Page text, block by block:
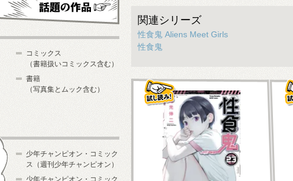
関連シリーズ
性食鬼 Aliens Meet Girls
性食鬼
コミックス
（書籍扱いコミックス含む）
書籍
（写真集とムック含む）
少年チャンピオン・コミック
ス（週刊少年チャンピオン）
少年チャンピオン・コミック